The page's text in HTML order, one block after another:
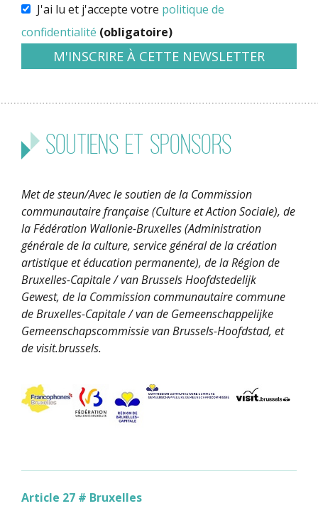
J'ai lu et j'accepte votre politique de
confidentialité (obligatoire)
Soutiens et sponsors
Met de steun/Avec le soutien de la Commission
communautaire française (Culture et Action Sociale), de
la Fédération Wallonie-Bruxelles (Administration
générale de la culture, service général de la création
artistique et éducation permanente), de la Région de
Bruxelles-Capitale / van Brussels Hoofdstedelijk
Gewest, de la Commission communautaire commune
de Bruxelles-Capitale / van de Gemeenschappelijke
Gemeenschapscommissie van Brussels-Hoofdstad, et
de visit.brussels.
Article 27 # Bruxelles